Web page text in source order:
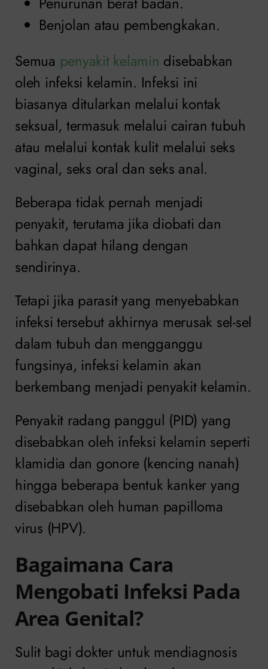
Benjolan atau pembengkakan.
Semua penyakit kelamin disebabkan
oleh infeksi kelamin. Infeksi ini
biasanya ditularkan melalui kontak
seksual, termasuk melalui cairan tubuh
atau melalui kontak kulit melalui seks
vaginal, seks oral dan seks anal.
Beberapa tidak pernah menjadi
penyakit, terutama jika diobati dan
bahkan dapat hilang dengan
sendirinya.
Tetapi jika parasit yang menyebabkan
infeksi tersebut akhirnya merusak sel-sel
dalam tubuh dan mengganggu
fungsinya, infeksi kelamin akan
berkembang menjadi penyakit kelamin.
Penyakit radang panggul (PID) yang
disebabkan oleh infeksi kelamin seperti
klamidia dan gonore (kencing nanah)
hingga beberapa bentuk kanker yang
disebabkan oleh human papilloma
virus (HPV).
Bagaimana Cara
Mengobati Infeksi Pada
Area Genital?
Sulit bagi dokter untuk mendiagnosis